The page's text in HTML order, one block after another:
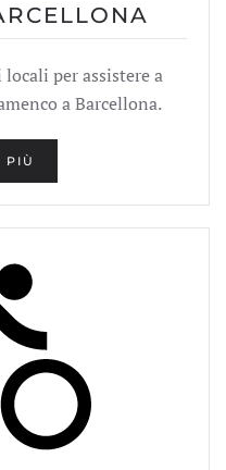
per assistere a
a Barcellona.
PIÙ